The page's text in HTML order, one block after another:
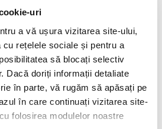
uri
a vă ușura vizitarea site-ului,
cu rețelele sociale și pentru a
să blocați selectiv
Dacă doriți informații detaliate
în parte, vă rugăm să apăsați pe
în care continuați vizitarea site-
folosirea modulelor noastre